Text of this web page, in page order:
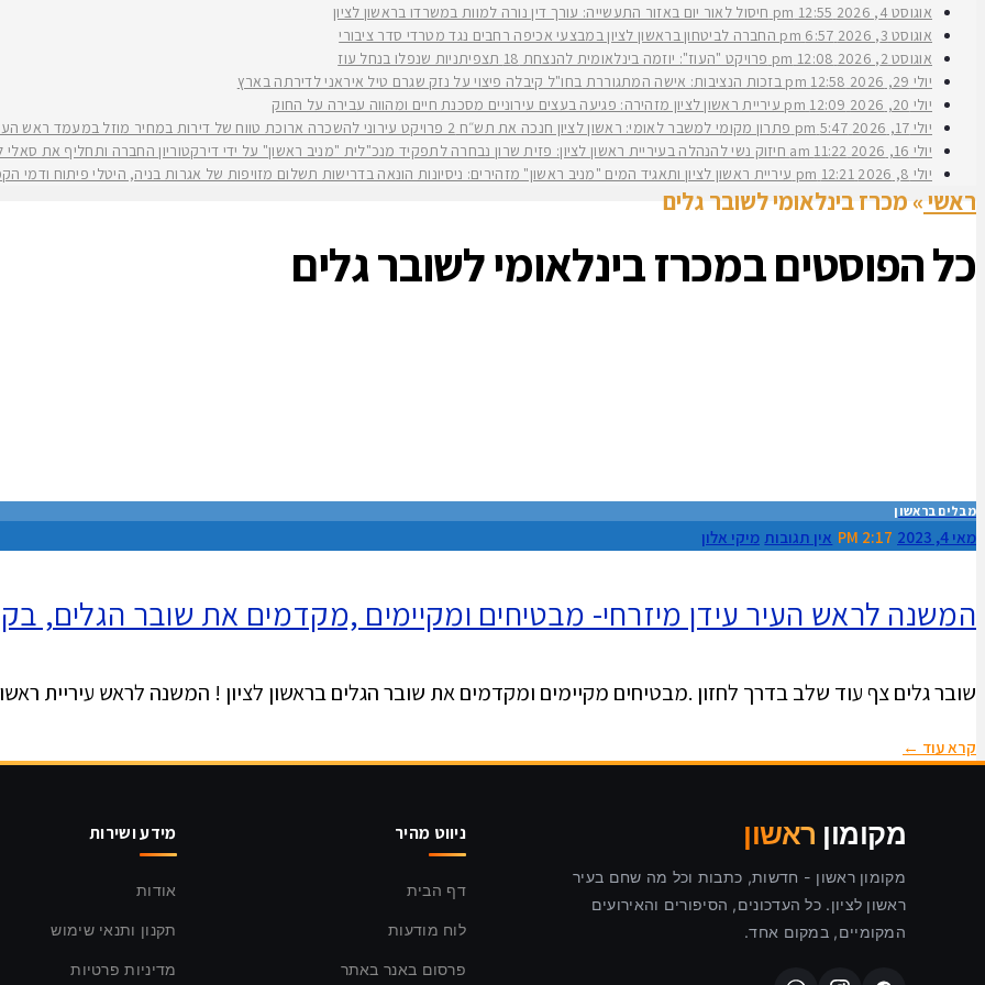
אוגוסט 4, 2026
12:55 pm
חיסול לאור יום באזור התעשייה: עורך דין נורה למוות במשרדו בראשון לציון
אוגוסט 3, 2026
6:57 pm
החברה לביטחון בראשון לציון במבצעי אכיפה רחבים נגד מטרדי סדר ציבורי
אוגוסט 2, 2026
12:08 pm
פרויקט "העוז": יוזמה בינלאומית להנצחת 18 תצפיתניות שנפלו בנחל עוז
יולי 29, 2026
12:58 pm
בזכות הנציבות: אישה המתגוררת בחו"ל קיבלה פיצוי על נזק שגרם טיל איראני לדירתה בארץ
יולי 20, 2026
12:09 pm
עיריית ראשון לציון מזהירה: פגיעה בעצים עירוניים מסכנת חיים ומהווה עבירה על החוק
יולי 17, 2026
5:47 pm
פתרון מקומי למשבר לאומי: ראשון לציון חנכה את תש״ח 2 פרויקט עירוני להשכרה ארוכת טווח של דירות במחיר מוזל במעמד ראש העירייה רז קינסטליך
יולי 16, 2026
11:22 am
חיזוק נשי להנהלה בעיריית ראשון לציון: פזית שרון נבחרה לתפקיד מנכ"לית "מניב ראשון" על ידי דירקטוריון החברה ותחליף את סאלי לוי שפורשת
יולי 8, 2026
12:21 pm עיריית ראשון לציון ותאגיד המים "מניב ראשון" מזהירים: ניסיונות הונאה בדרישות תשלום מזויפות של אגרות בניה, היטלי פיתוח
ראשי» מכרז בינלאומי לשובר גלים
כל הפוסטים במכרז בינלאומי לשובר גלים
מבלים בראשון
מאי 4, 2023 2:17 PM אין תגובות מיקי אלון
המשנה לראש העיר עידן מיזרחי- מבטיחים ומקיימים ,מקדמים את שובר הגלים,
שובר גלים צף עוד שלב בדרך לחזון .מבטיחים מקיימים ומקדמים את שובר הגלים בראשון לציון ! המשנה לראש עיריית
קרא עוד ←
מקומון ראשון
מקומון ראשון - חדשות, כתבות וכל מה שחם בעיר
ראשון לציון. כל העדכונים, הסיפורים והאירועים
המקומיים, במקום אחד.
ניווט מהיר
דף הבית
לוח מודעות
פרסום באנר באתר
מידע ושירות
אודות
תקנון ותנאי שימוש
מדיניות פרטיות